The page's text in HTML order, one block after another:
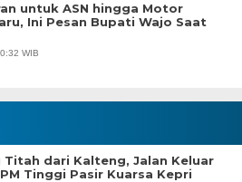
untuk ASN hingga Motor
Ini Pesan Bupati Wajo Saat
WIB
Titah dari Kalteng, Jalan Keluar
Tinggi Pasir Kuarsa Kepri